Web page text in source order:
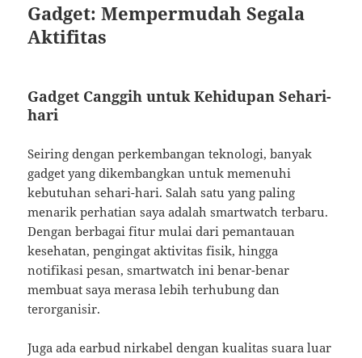
Gadget: Mempermudah Segala
Aktifitas
Gadget Canggih untuk Kehidupan Sehari-
hari
Seiring dengan perkembangan teknologi, banyak
gadget yang dikembangkan untuk memenuhi
kebutuhan sehari-hari. Salah satu yang paling
menarik perhatian saya adalah smartwatch terbaru.
Dengan berbagai fitur mulai dari pemantauan
kesehatan, pengingat aktivitas fisik, hingga
notifikasi pesan, smartwatch ini benar-benar
membuat saya merasa lebih terhubung dan
terorganisir.
Juga ada earbud nirkabel dengan kualitas suara luar